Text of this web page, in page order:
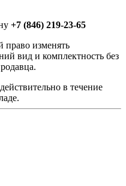
+7 (846) 219-23-65
право изменять
вид и комплектность без
в течение